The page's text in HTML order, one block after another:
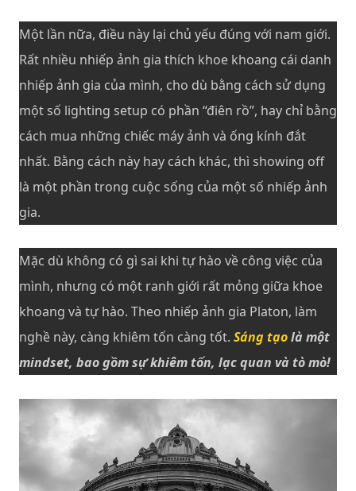
Một lần nữa, điều này lại chủ yếu đúng với nam giới.
Rất nhiều nhiếp ảnh gia thích khoe khoang cái danh
nhiếp ảnh gia của mình, cho dù bằng cách sử dụng
một số lighting setup có phần “điên rồ”, hay chỉ bằng
cách mua những chiếc máy ảnh và ống kính đắt
nhất. Bằng cách này hay cách khác, thì showing off
là một phần trong cuộc sống của một số nhiếp ảnh
gia.
Mặc dù không có gì sai khi tự hào về công việc của
mình, nhưng có một ranh giới rất mỏng giữa khoe
khoang và tự hào. Theo nhiếp ảnh gia Platon, làm
nghề này, càng khiêm tốn càng tốt. Sáng tạolà một
mindset, bao gồm sự khiêm tốn, lạc quan và tò mò!